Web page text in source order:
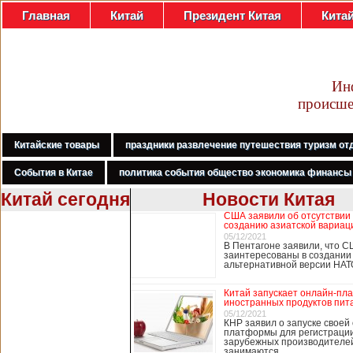
Главная Китай Президент Китая
Китайские товары праздники развлечение путешествия туризм
События в Китае политика события общество экономика финансы
Китай сегодня Новости Китая
США заявили об отсутствии
созданию азиатской
05/12/2021
В Пентагоне заявили, что
заинтересованы в создании
альтернативной версии
Китай запускает онлайн-
иностранных продуктов
05/12/2021
КНР заявил о запуске
платформы для
зарубежных